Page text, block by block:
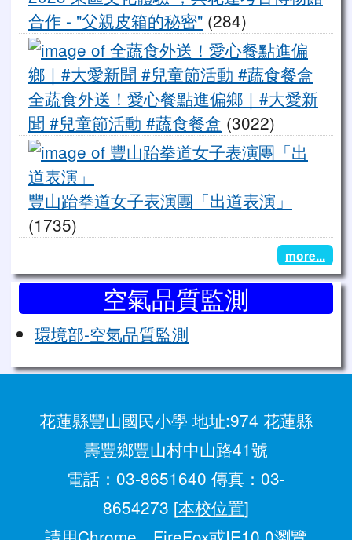
合作 - "父親皮箱的秘密" (284)
全蔬食外送！愛心餐點進偏鄉｜#大愛新
聞 #兒童節活動 #蔬食餐盒 (3022)
豐山跆拳道女子表演團「出道表演」
(1735)
more...
空氣品質監測
環境部-空氣品質監測
花蓮縣豐山國民小學 地址:974 花蓮縣
壽豐鄉豐山村中山路41號
電話：03-8651640 傳真：03-
8654273 [本校位置]